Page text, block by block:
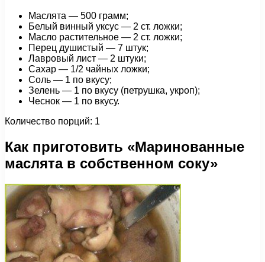
Маслята — 500 грамм;
Белый винный уксус — 2 ст. ложки;
Масло растительное — 2 ст. ложки;
Перец душистый — 7 штук;
Лавровый лист — 2 штуки;
Сахар — 1/2 чайных ложки;
Соль — 1 по вкусу;
Зелень — 1 по вкусу (петрушка, укроп);
Чеснок — 1 по вкусу.
Количество порций: 1
Как приготовить «Маринованные
маслята в собственном соку»